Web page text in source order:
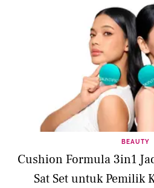
BEAUTY
Cushion Formula 3in1
Sat Set untuk Pemilik